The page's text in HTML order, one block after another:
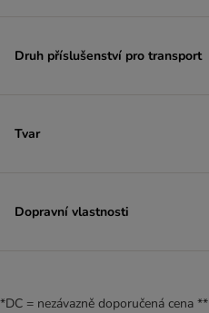
Druh příslušenství pro transport
Tvar
Dopravní vlastnosti
*DC = nezávazně doporučená cena **